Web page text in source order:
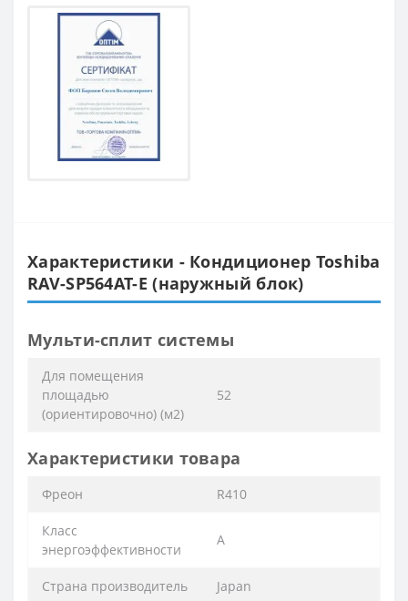
Характеристики - Кондиционер Toshiba
RAV-SP564AT-E (наружный блок)
Мульти-сплит системы
Для помещения
площадью
(ориентировочно) (м2)
52
Характеристики товара
Фреон R410
Класс
энергоэффективности
А
Страна производитель Japan